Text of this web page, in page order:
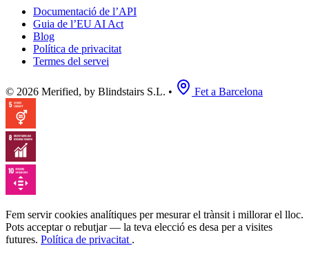
Documentació de l’API
Guia de l’EU AI Act
Blog
Política de privacitat
Termes del servei
© 2026 Merified, by Blindstairs S.L. • Fet a Barcelona
Fem servir cookies analítiques per mesurar el trànsit i millorar el lloc.
Pots acceptar o rebutjar — la teva elecció es desa per a visites
futures. Política de privacitat .